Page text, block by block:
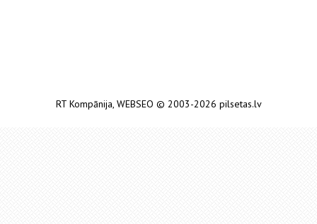
RT Kompānija, WEBSEO © 2003-2026 pilsetas.lv